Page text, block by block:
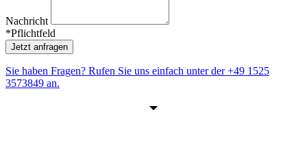
Nachricht
*Pflichtfeld
Jetzt anfragen
Sie haben Fragen? Rufen Sie uns einfach unter der+49 1525
3573849 an.